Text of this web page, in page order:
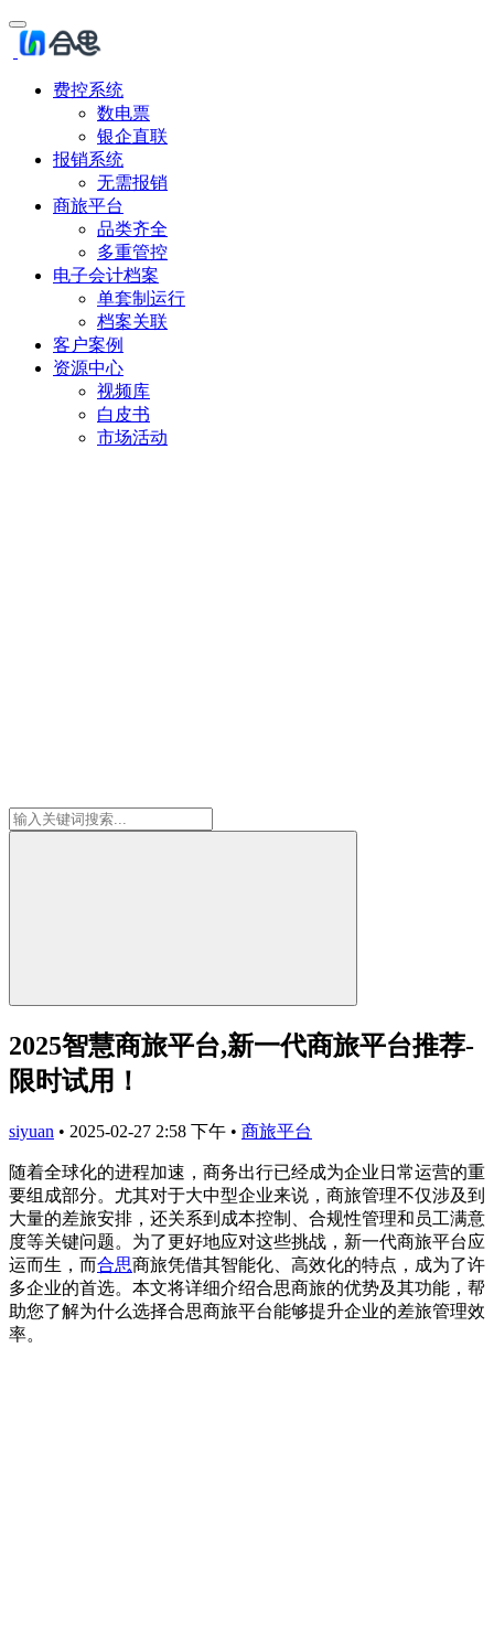
费控系统
数电票
银企直联
报销系统
无需报销
商旅平台
品类齐全
多重管控
电子会计档案
单套制运行
档案关联
客户案例
资源中心
视频库
白皮书
市场活动
2025智慧商旅平台,新一代商旅平台推荐-
限时试用！
siyuan • 2025-02-27 2:58 下午 • 商旅平台
随着全球化的进程加速，商务出行已经成为企业日常运营的重
要组成部分。尤其对于大中型企业来说，商旅管理不仅涉及到
大量的差旅安排，还关系到成本控制、合规性管理和员工满意
度等关键问题。为了更好地应对这些挑战，新一代商旅平台应
运而生，而合思商旅凭借其智能化、高效化的特点，成为了许
多企业的首选。本文将详细介绍合思商旅的优势及其功能，帮
助您了解为什么选择合思商旅平台能够提升企业的差旅管理效
率。